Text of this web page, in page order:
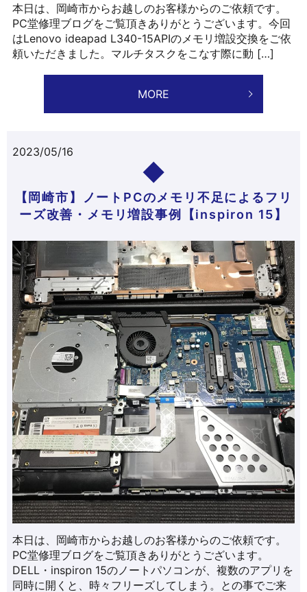
本日は、岡崎市からお越しのお客様からのご依頼です。
PC堂修理ブログをご覧頂きありがとうございます。今回
はLenovo ideapad L340-15APIのメモリ増設交換をご依
頼いただきました。マルチタスクをこなす際に動 […]
MORE
2023/05/16
【岡崎市】ノートPCのメモリ不足によるフリ
ーズ改善・メモリ増設事例【inspiron 15】
本日は、岡崎市からお越しのお客様からのご依頼です。
PC堂修理ブログをご覧頂きありがとうございます。
DELL・inspiron 15のノートパソコンが、複数のアプリを
同時に開くと、時々フリーズしてしまう。との事でご来